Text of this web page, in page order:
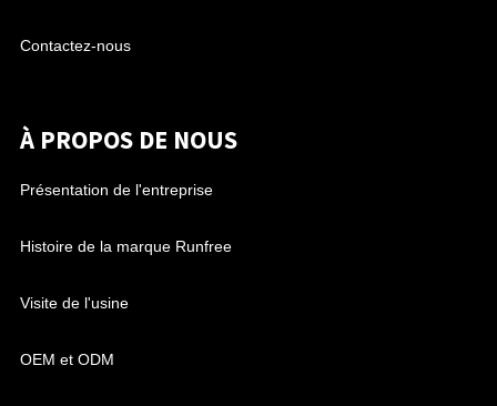
Contactez-nous
À PROPOS DE NOUS
Présentation de l'entreprise
Histoire de la marque Runfree
Visite de l'usine
OEM et ODM